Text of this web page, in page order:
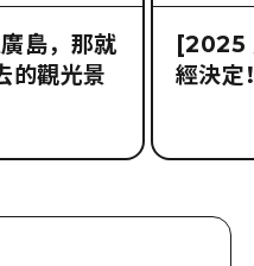
島，那就
的觀光景
[2025
經決定